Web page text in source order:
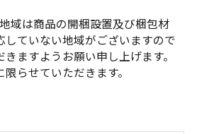
域は商品の開梱設置及び梱包材
していない地域がございますので
ますようお願い申し上げます。
らせていただきます。